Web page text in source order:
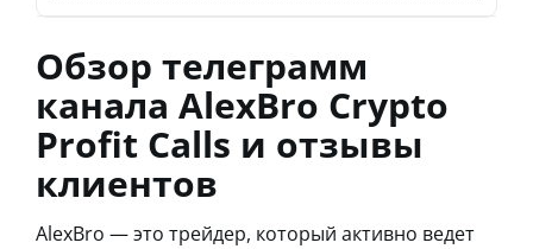
Обзор телеграмм
канала AlexBro Crypto
Profit Calls и отзывы
клиентов
AlexBro — это трейдер, который активно ведет